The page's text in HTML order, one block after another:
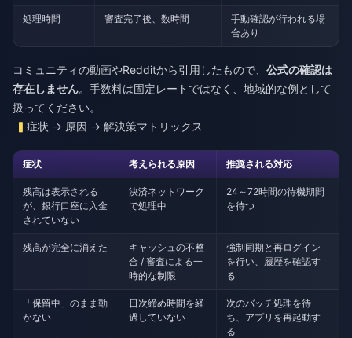
処理時間 審査完了後、数時間
手動確認が行われる場
合あり
コミュニティの動画やRedditから引用したもので、 公式の確認は
存在しません。手数料は固定レートではなく、地域的な例として
扱ってください。
症状 → 原因 → 解決策マトリックス
症状 考えられる原因 推奨される対応
残高は表示される
が、銀行口座に入金
されていない
決済ネットワーク
で処理中
24～72時間の待機期間
を待つ
残高が完全に消えた
キャッシュの不整
合 / 審査による一
時的な制限
強制同期と再ログイン
を行い、履歴を確認す
る
「保留中」のまま動
かない
日次締め時間を経
過していない
次のバッチ処理を待
ち、アプリを再起動す
る